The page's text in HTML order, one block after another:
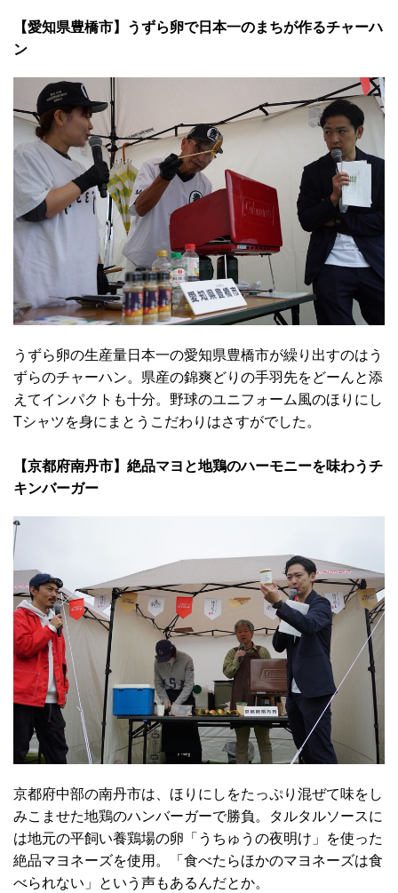
【愛知県豊橋市】うずら卵で日本一のまちが作るチャーハ
ン
うずら卵の生産量日本一の愛知県豊橋市が繰り出すのはう
ずらのチャーハン。県産の錦爽どりの手羽先をどーんと添
えてインパクトも十分。野球のユニフォーム風のほりにし
Tシャツを身にまとうこだわりはさすがでした。
【京都府南丹市】絶品マヨと地鶏のハーモニーを味わうチ
キンバーガー
京都府中部の南丹市は、ほりにしをたっぷり混ぜて味をし
みこませた地鶏のハンバーガーで勝負。タルタルソースに
は地元の平飼い養鶏場の卵「うちゅうの夜明け」を使った
絶品マヨネーズを使用。「食べたらほかのマヨネーズは食
べられない」という声もあるんだとか。